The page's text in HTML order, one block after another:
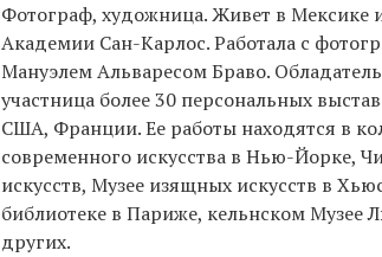
Фотограф, художница. Живет в Мексике
Академии Сан-Карлос. Работала с
Мануэлем Альваресом Браво.
участница более 30 персональных
США, Франции. Ее работы находятся в
современного искусства в Нью-Йорке,
искусств, Музее изящных искусств в
библиотеке в Париже, кельнском Музее
других.